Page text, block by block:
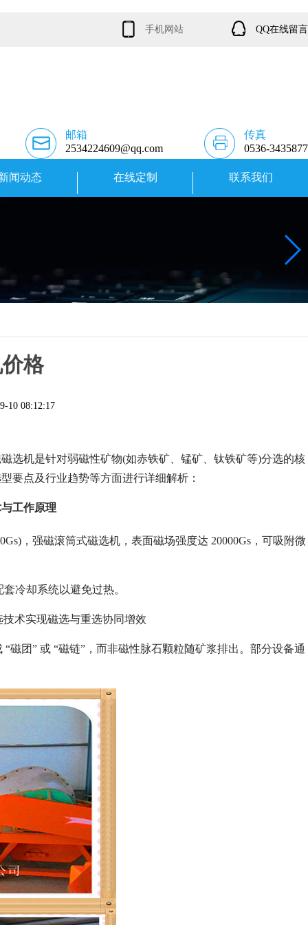
手机网站 QQ在线留言
邮箱
2534224609@qq.com
传真
0536-3435877
闻动态 在线定制 联系我们
磁永磁滚筒
格
10 08:12:17
选机是针对弱磁性矿物(如赤铁矿、锰矿、钛铁矿等)分选的核
要点及行业趋势等方面进行详细解析：
工作原理
，强磁滚筒式磁选机，表面磁场强度达 20000Gs，可吸附微
冷却系统以避免过热。
技术实现磁选与重选协同增效
团” 或 “磁链”，而非磁性脉石颗粒随矿浆排出。部分设备通